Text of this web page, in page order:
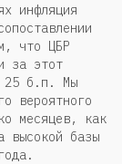
инфляция
что ЦБР
за этот
25 б.п. Мы
вероятного
месяцев, как
высокой базы